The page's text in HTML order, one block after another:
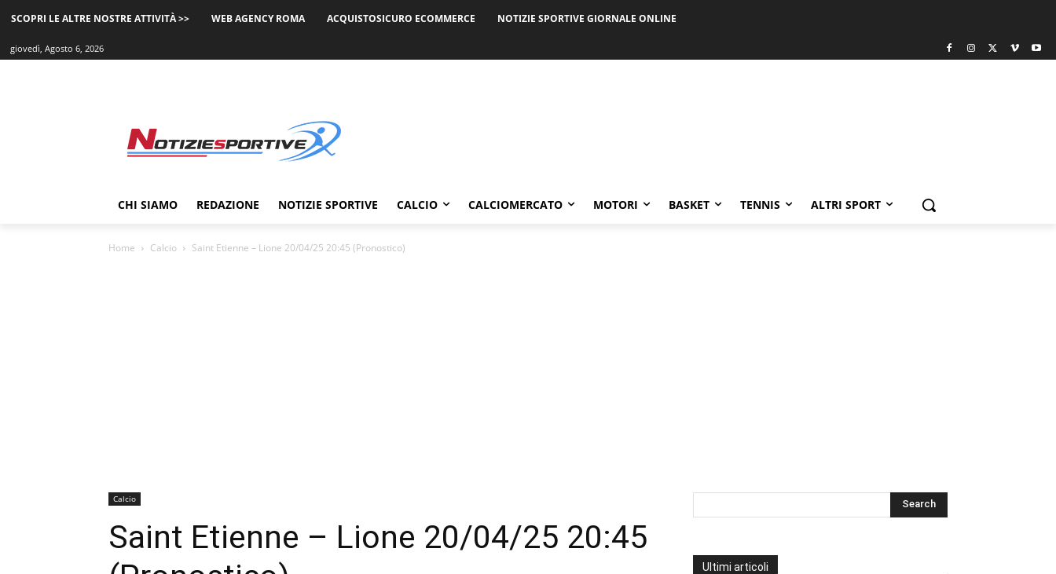
SCOPRI LE ALTRE NOSTRE ATTIVITÀ >> WEB AGENCY ROMA ACQUISTOSICURO ECOMMERCE NOTIZIE SPORTIVE GIORNALE ONLINE
giovedì, Agosto 6, 2026
CHI SIAMO REDAZIONE NOTIZIE SPORTIVE CALCIO CALCIOMERCATO MOTORI BASKET TENNIS ALTRI SPORT
Home Calcio Saint Etienne – Lione 20/04/25 20:45 (Pronostico)
Calcio
Saint Etienne – Lione 20/04/25 20:45
Ultimi articoli